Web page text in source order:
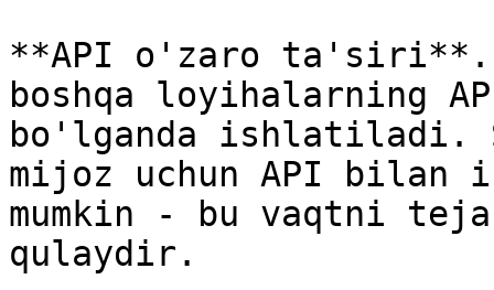
**API o'zaro
boshqa loyihalarning
bo'lganda ishlatiladi.
mijoz uchun API bilan
mumkin - bu vaqtni
qulaydir.